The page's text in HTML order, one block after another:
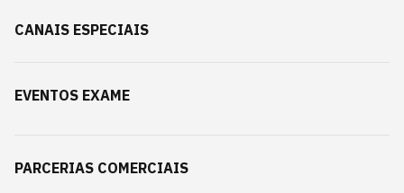
CANAIS ESPECIAIS
EVENTOS EXAME
PARCERIAS COMERCIAIS